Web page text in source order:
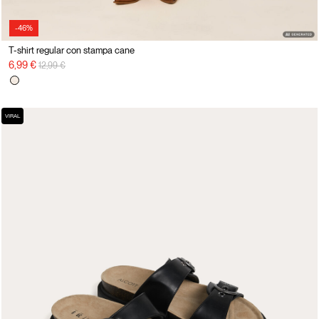
-46%
T-shirt regular con stampa cane
6,99 € Prix réduit de
12,99 €à
VIRAL